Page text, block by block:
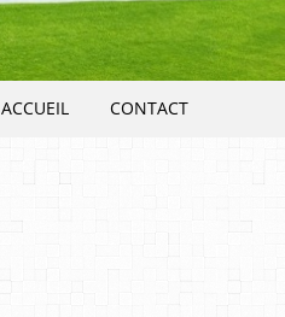
ACCUEIL CONTACT